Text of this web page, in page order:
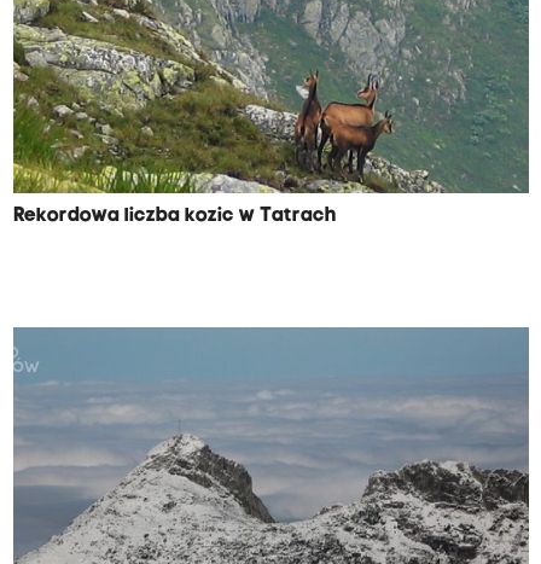
Rekordowa liczba kozic w Tatrach